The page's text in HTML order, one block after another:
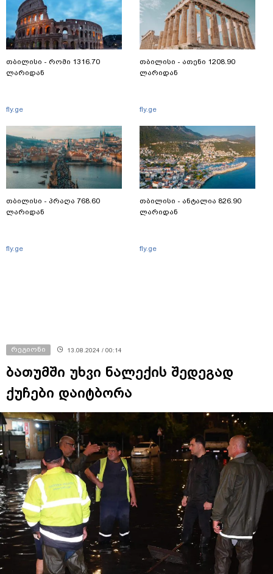
თბილისი - რომი 1316.70
ლარიდან
fly.ge
თბილისი - პრაღა 768.60
ლარიდან
fly.ge
თბილისი - ათენი 1208.90
ლარიდან
fly.ge
თბილისი - ანტალია 826.90
ლარიდან
fly.ge
რეგიონი 13.08.2024 / 00:14
ბათუმში უხვი ნალექის შედეგად
ქუჩები დაიტბორა